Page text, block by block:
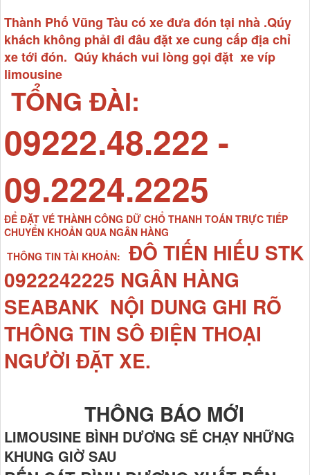
Thành Phố Vũng Tàu có xe đưa đón tại nhà .Qúy
khách không phải đi đâu đặt xe cung cấp địa chỉ
xe tới đón. Qúy khách vui lòng gọi đặt xe víp
limousine
TỔNG ĐÀI:
09222.48.222 -
09.2224.2225
ĐỂ ĐẶT VÉ THÀNH CÔNG DỮ CHỔ THANH TOÁN TRỰC TIẾP
CHUYỂN KHOẢN QUA NGÂN HÀNG
THÔNG TIN TÀI KHOẢN:
ĐÔ TIẾN HIẾU STK
0922242225 NGÂN HÀNG
SEABANK NỘI DUNG GHI RÕ
THÔNG TIN SÔ ĐIỆN THOẠI
NGƯỜI ĐẶT XE.
THÔNG BÁO MỚI
LIMOUSINE BÌNH DƯƠNG SẼ CHẠY NHỮNG
KHUNG GIỜ SAU